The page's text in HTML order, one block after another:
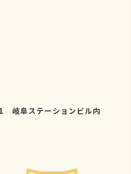
岐阜ステーションビル内